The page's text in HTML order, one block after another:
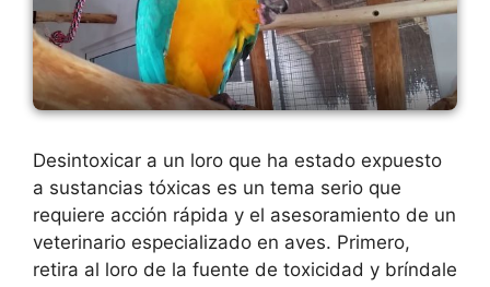
Desintoxicar a un loro que ha estado expuesto
a sustancias tóxicas es un tema serio que
requiere acción rápida y el asesoramiento de un
veterinario especializado en aves. Primero,
retira al loro de la fuente de toxicidad y bríndale